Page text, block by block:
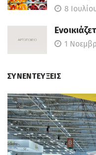
8
1
ΣΥΝΕΝΤΕΥΞΕΙΣ